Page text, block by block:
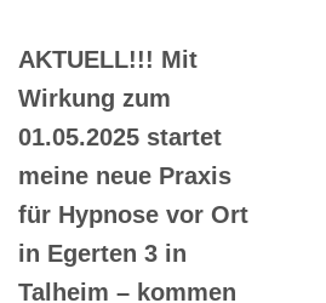
AKTUELL!!! Mit
Wirkung zum
01.05.2025 startet
meine neue Praxis
für Hypnose vor Ort
in Egerten 3 in
Talheim – kommen